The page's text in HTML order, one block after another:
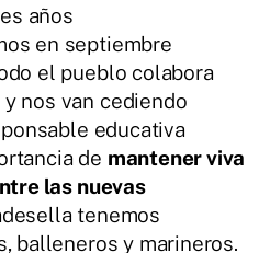
años
en septiembre
el pueblo colabora
nos van cediendo
educativa
de mantener viva
las nuevas
tenemos
balleneros y marineros.